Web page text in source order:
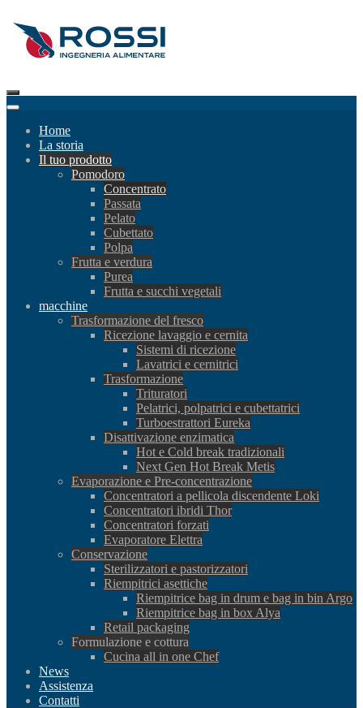
Home
La storia
Il tuo prodotto
Pomodoro
Concentrato
Passata
Pelato
Cubettato
Polpa
Frutta e verdura
Purea
Frutta e succhi vegetali
macchine
Trasformazione del fresco
Ricezione lavaggio e cernita
Sistemi di ricezione
Lavatrici e cernitrici
Trasformazione
Trituratori
Pelatrici, polpatrici e cubettatrici
Turboestrattori Eureka
Disattivazione enzimatica
Hot e Cold break tradizionali
Next Gen Hot Break Metis
Evaporazione e Pre-concentrazione
Concentratori a pellicola discendente Loki
Concentratori ibridi Thor
Concentratori forzati
Evaporatore Elettra
Conservazione
Sterilizzatori e pastorizzatori
Riempitrici asettiche
Riempitrice bag in drum e bag in bin Argo
Riempitrice bag in box Alya
Retail packaging
Formulazione e cottura
Cucina all in one Chef
News
Assistenza
Contatti